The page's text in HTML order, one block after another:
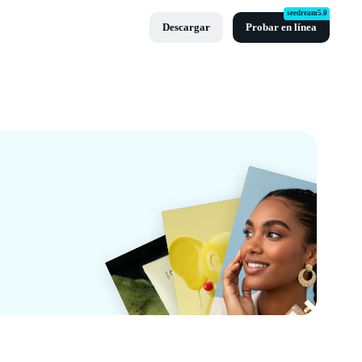
Descargar Probar en línea
seedream5.0